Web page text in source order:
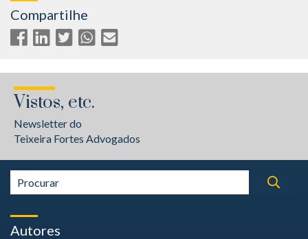
Compartilhe
Vistos, etc.
Newsletter do
Teixeira Fortes Advogados
Autores